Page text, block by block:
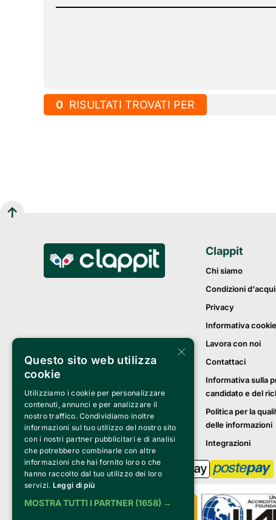
0 RISULTATI TROVATI PER
Clappit
Chi siamo
Condizioni
Privacy
Informativa cookie
Lavora con noi
Contattaci
Informativa sulla
candidato e del
Politica per la
delle informazioni
Integrazioni
×
Questo sito web utilizza
cookie
Utilizziamo i cookie per personalizzare
contenuti, annunci e per analizzare il
nostro traffico. Condividiamo inoltre
informazioni sul tuo utilizzo del nostro sito
con i nostri partner pubblicitari e di analisi
che potrebbero combinarle con altre
informazioni che hai fornito loro o che
hanno raccolto dal tuo utilizzo dei loro
servizi. Leggi di più
MOSTRA TUTTI I PARTNER (1658) →